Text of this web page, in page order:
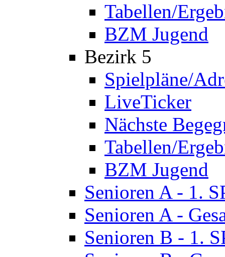
Tabellen/
BZM Jugend
Bezirk 5
Spielpläne/
LiveTicker
Nächste
Tabellen/
BZM Jugend
Senioren A - 1.
Senioren A -
Senioren B - 1.